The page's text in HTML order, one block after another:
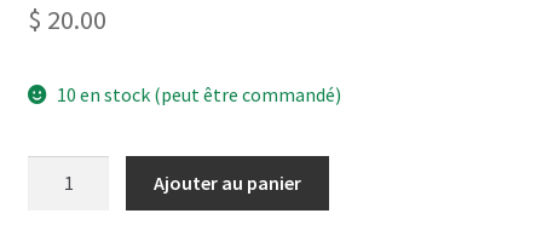
$ 20.00
10 en stock (peut être commandé)
Ajouter au panier